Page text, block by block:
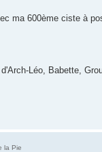
ma 600ème ciste à
Léo, Babette,
la Pie